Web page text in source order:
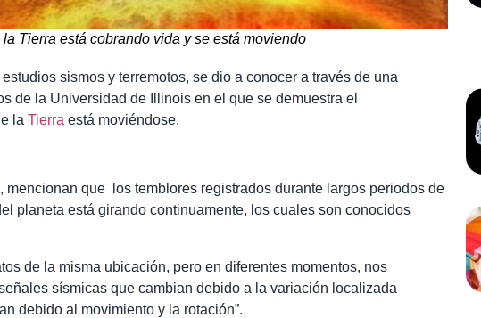
la Tierra está cobrando vida y se está moviendo
sismos y terremotos, se dio a conocer a través de una
de la Universidad de Illinois en el que se demuestra el
la Tierra está moviéndose.
, mencionan que los temblores registrados durante largos periodos de
planeta está girando continuamente, los cuales son conocidos
de la misma ubicación, pero en diferentes momentos, nos
sísmicas que cambian debido a la variación localizada
debido al movimiento y la rotación”.